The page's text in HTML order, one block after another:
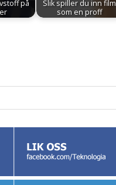
på
Slik spiller du inn film
som en proff